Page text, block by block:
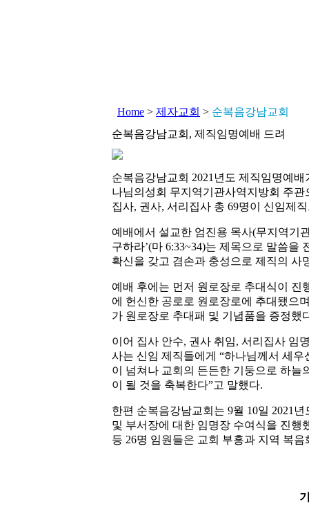
Home > 제자교회 > 순복음강남교회
순복음강남교회, 제직임명예배 드려
순복음강남교회 2021년도 제직임명예
나님의성회 무지역기관사역지방회 주
집사, 권사, 서리집사 총 69명이 신임제
예배에서 설교한 엄진용 목사(무지역기
구하라’(마 6:33~34)는 제목으로 말씀을
확신을 갖고 겸손과 충성으로 제직의 사
예배 후에는 먼저 원로장로 추대식이 진
에 헌신한 공로로 원로장로에 추대됐으
가 원로장로 추대패 및 기념품을 증정했
이어 집사 안수, 권사 취임, 서리집사 임
사는 신임 제직들에게 “하나님께서 세
이 넘쳐나 교회의 든든한 기둥으로 하늘
이 될 것을 축복한다”고 말했다.
한편 순복음강남교회는 9월 10일 2021
및 부서장에 대한 임명장 수여식을 진행
등 26명 임원들은 교회 부흥과 지역 복